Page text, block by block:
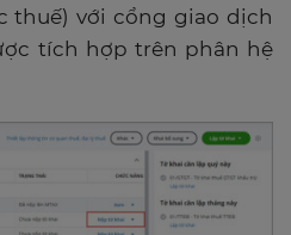
thuế) với cổng giao dịch
tích hợp trên phân hệ